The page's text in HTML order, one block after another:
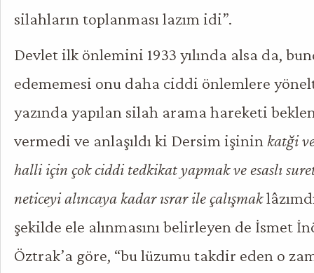
silahların toplanması lazım idi”.
Devlet ilk önlemini 1933 yılında alsa da,
edememesi onu daha ciddi önlemlere
yazında yapılan silah arama hareketi
vermedi ve anlaşıldı ki Dersim işinin katği
halli için çok ciddi tedkikat yapmak ve esaslı
neticeyi alıncaya kadar ısrar ile çalışmak
şekilde ele alınmasını belirleyen de İsmet
Öztrak’a göre, “bu lüzumu takdir eden o